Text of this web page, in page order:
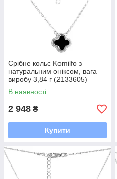
Срібне кольє Komilfo з
натуральним оніксом, вага
виробу 3,84 г (2133605)
450500 розмір
В наявності
2 948 ₴
Купити